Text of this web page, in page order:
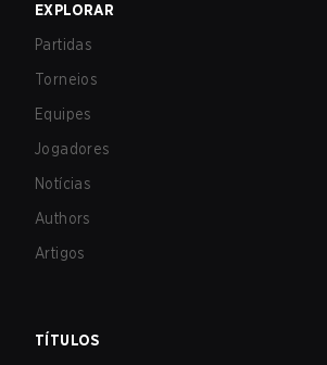
EXPLORAR
Partidas
Torneios
Equipes
Jogadores
Notícias
Authors
Artigos
TÍTULOS